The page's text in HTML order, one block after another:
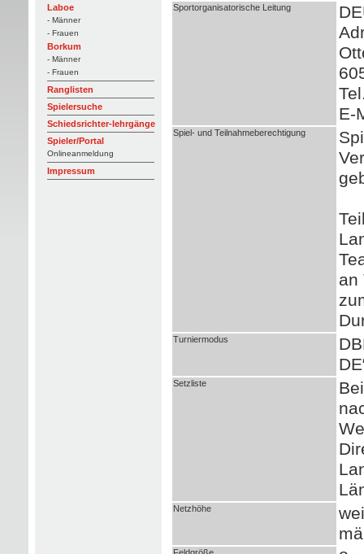
Laboe
- Männer
- Frauen
Borkum
- Männer
- Frauen
Ranglisten
Spielersuche
Schiedsrichter-lehrgänge
Spieler/Portal
Onlineanmeldung
Impressum
Sportorganisatorische Leitung
E-
Spiel- und Teilnahmeberechtigung
an
Turniermodus
Setzliste
Netzhöhe